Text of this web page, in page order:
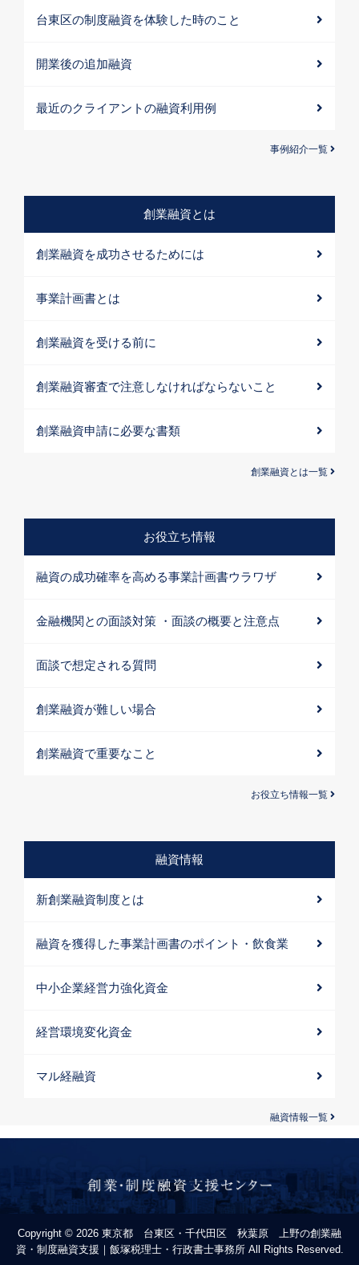
台東区の制度融資を体験した時のこと
開業後の追加融資
最近のクライアントの融資利用例
事例紹介一覧
創業融資とは
創業融資を成功させるためには
事業計画書とは
創業融資を受ける前に
創業融資審査で注意しなければならないこと
創業融資申請に必要な書類
創業融資とは一覧
お役立ち情報
融資の成功確率を高める事業計画書ウラワザ
金融機関との面談対策 ・面談の概要と注意点
面談で想定される質問
創業融資が難しい場合
創業融資で重要なこと
お役立ち情報一覧
融資情報
新創業融資制度とは
融資を獲得した事業計画書のポイント・飲食業
中小企業経営力強化資金
経営環境変化資金
マル経融資
融資情報一覧
Copyright © 2026 東京都 台東区・千代田区 秋葉原 上野の創業融
資・制度融資支援｜飯塚税理士・行政書士事務所 All Rights Reserved.